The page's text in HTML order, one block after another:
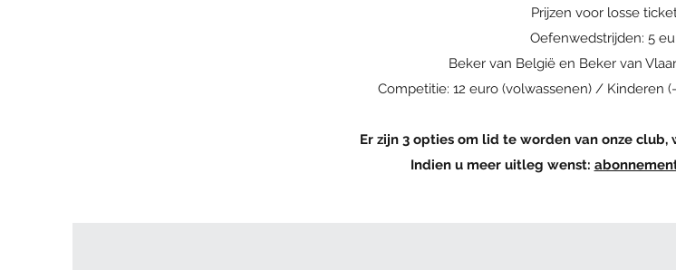
Prijzen voor losse
Oefenwedstrijden: 5
Beker van België en Beker van
Competitie: 12 euro (volwassenen) / Kinderen
Er zijn 3 opties om lid te worden van onze club,
Indien u meer uitleg wenst: